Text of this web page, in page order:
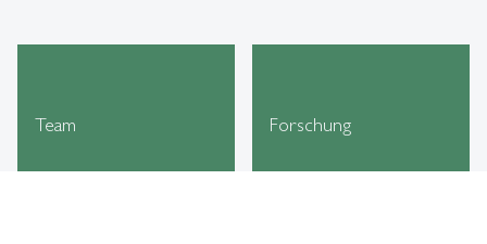
Team Forschung